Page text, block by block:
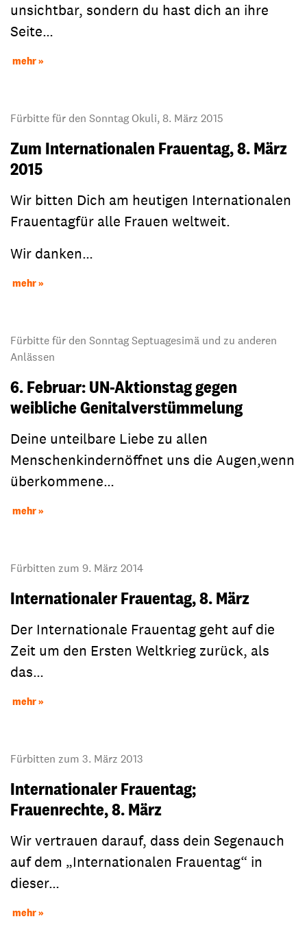
unsichtbar, sondern du hast dich an ihre
Seite…
mehr
Fürbitte für den Sonntag Okuli, 8. März 2015
Zum Internationalen Frauentag, 8. März
2015
Wir bitten Dich am heutigen Internationalen
Frauentagfür alle Frauen weltweit.
Wir danken…
mehr
Fürbitte für den Sonntag Septuagesimä und zu anderen
Anlässen
6. Februar: UN-Aktionstag gegen
weibliche Genitalverstümmelung
Deine unteilbare Liebe zu allen
Menschenkindernöffnet uns die Augen,wenn
überkommene…
mehr
Fürbitten zum 9. März 2014
Internationaler Frauentag, 8. März
Der Internationale Frauentag geht auf die
Zeit um den Ersten Weltkrieg zurück, als
das…
mehr
Fürbitten zum 3. März 2013
Internationaler Frauentag;
Frauenrechte, 8. März
Wir vertrauen darauf, dass dein Segenauch
auf dem „Internationalen Frauentag“ in
dieser…
mehr